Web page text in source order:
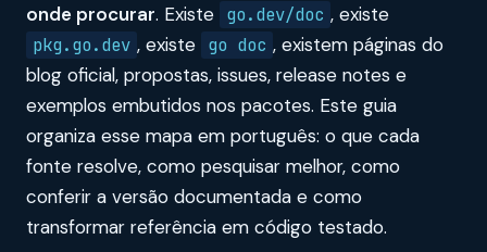
onde procurar. Existe go.dev/doc , existe
pkg.go.dev , existe go doc , existem páginas do
blog oficial, propostas, issues, release notes e
exemplos embutidos nos pacotes. Este guia
organiza esse mapa em português: o que cada
fonte resolve, como pesquisar melhor, como
conferir a versão documentada e como
transformar referência em código testado.